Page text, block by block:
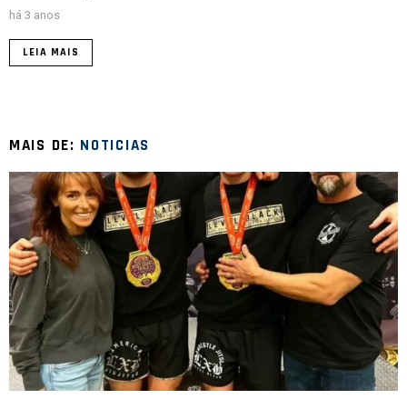
há 3 anos
LEIA MAIS
MAIS DE: NOTICIAS